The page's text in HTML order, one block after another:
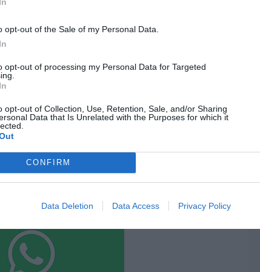
opt-out of the Sale of my Personal Data.
opt-out of processing my Personal Data for Targeted
opt-out of Collection, Use, Retention, Sale, and/or Sharing
Data that Is Unrelated with the Purposes for which it
CONFIRM
Data Deletion Data Access Privacy Policy
newsletter y recibe cada dia
destacado de Hispanidad